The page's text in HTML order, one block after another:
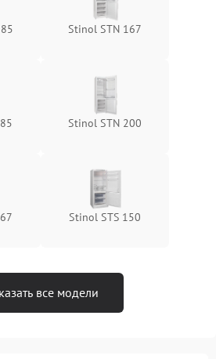
Stinol STN 167
Stinol STN 200
Stinol STS 150
все модели